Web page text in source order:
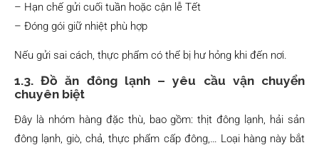
– Hạn chế gửi cuối tuần hoặc cận lễ Tết
– Đóng gói giữ nhiệt phù hợp
Nếu gửi sai cách, thực phẩm có thể bị hư hỏng khi đến nơi.
1.3. Đồ ăn đông lạnh – yêu cầu vận chuyển
chuyên biệt
Đây là nhóm hàng đặc thù, bao gồm: thịt đông lạnh, hải sản
đông lạnh, giò, chả, thực phẩm cấp đông,… Loại hàng này bắt